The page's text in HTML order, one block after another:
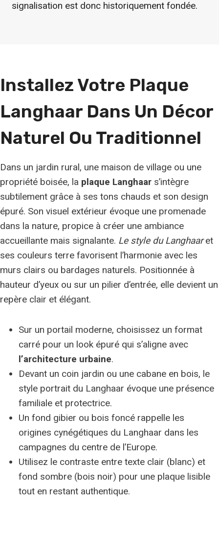
signalisation est donc historiquement fondée.
Installez Votre Plaque
Langhaar Dans Un Décor
Naturel Ou Traditionnel
Dans un jardin rural, une maison de village ou une
propriété boisée, la plaque Langhaar s’intègre
subtilement grâce à ses tons chauds et son design
épuré. Son visuel extérieur évoque une promenade
dans la nature, propice à créer une ambiance
accueillante mais signalante. Le style du Langhaaret
ses couleurs terre favorisent l’harmonie avec les
murs clairs ou bardages naturels. Positionnée à
hauteur d’yeux ou sur un pilier d’entrée, elle devient un
repère clair et élégant.
Sur un portail moderne, choisissez un format
carré pour un look épuré qui s’aligne avec
l’architecture urbaine.
Devant un coin jardin ou une cabane en bois, le
style portrait du Langhaar évoque une présence
familiale et protectrice.
Un fond gibier ou bois foncé rappelle les
origines cynégétiques du Langhaar dans les
campagnes du centre de l’Europe.
Utilisez le contraste entre texte clair (blanc) et
fond sombre (bois noir) pour une plaque lisible
tout en restant authentique.